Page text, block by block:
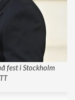
fest i Stockholm